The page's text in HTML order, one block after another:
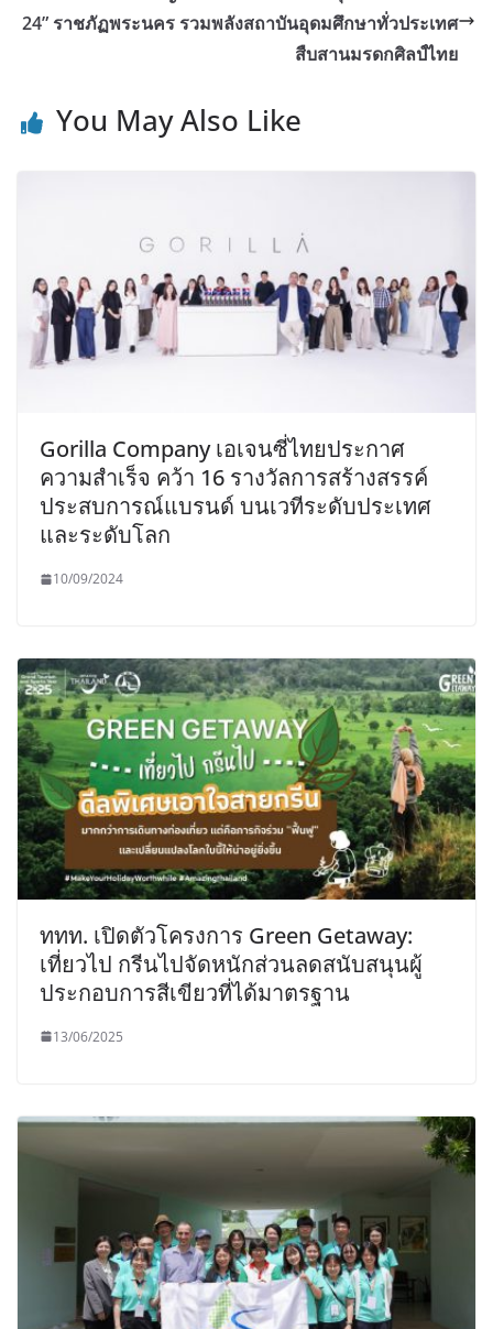
24” ราชภัฏพระนคร รวมพลังสถาบันอุดมศึกษาทั่วประเทศ
สืบสานมรดกศิลป์ไทย
You May Also Like
Gorilla Company เอเจนซี่ไทยประกาศ
ความสำเร็จ คว้า 16 รางวัลการสร้างสรรค์
ประสบการณ์แบรนด์ บนเวทีระดับประเทศ
และระดับโลก
10/09/2024
ททท. เปิดตัวโครงการ Green Getaway:
เที่ยวไป กรีนไปจัดหนักส่วนลดสนับสนุนผู้
ประกอบการสีเขียวที่ได้มาตรฐาน
13/06/2025